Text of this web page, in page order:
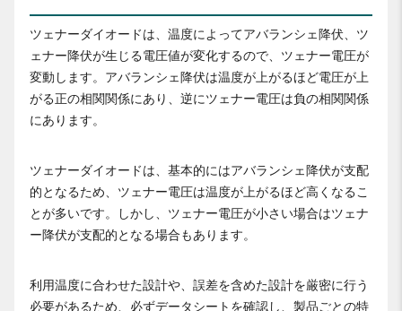
ツェナーダイオードは、温度によってアバランシェ降伏、ツ
ェナー降伏が生じる電圧値が変化するので、ツェナー電圧が
変動します。アバランシェ降伏は温度が上がるほど電圧が上
がる正の相関関係にあり、逆にツェナー電圧は負の相関関係
にあります。
ツェナーダイオードは、基本的にはアバランシェ降伏が支配
的となるため、ツェナー電圧は温度が上がるほど高くなるこ
とが多いです。しかし、ツェナー電圧が小さい場合はツェナ
ー降伏が支配的となる場合もあります。
利用温度に合わせた設計や、誤差を含めた設計を厳密に行う
必要があるため、必ずデータシートを確認し、製品ごとの特